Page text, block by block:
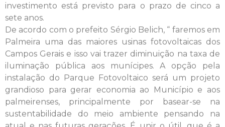
investimento está previsto para o prazo de cinco a
sete anos.
De acordo com o prefeito Sérgio Belich, “ faremos em
Palmeira uma das maiores usinas fotovoltaicas dos
Campos Gerais e isso vai trazer diminuição na taxa de
iluminação pública aos munícipes. A opção pela
instalação do Parque Fotovoltaico será um projeto
grandioso para gerar economia ao Município e aos
palmeirenses, principalmente por basear-se na
sustentabilidade do meio ambiente pensando na